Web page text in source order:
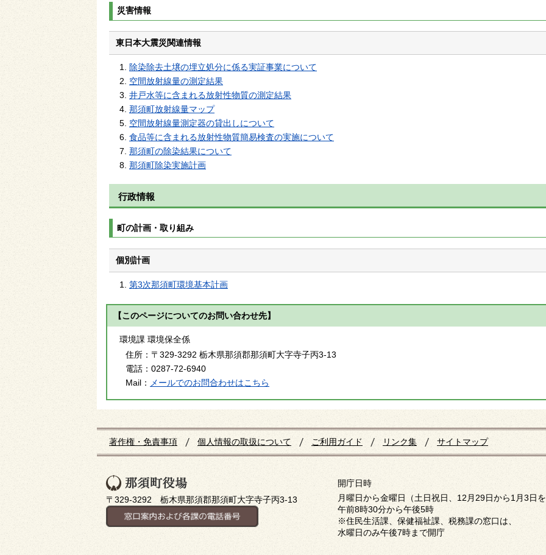
災害情報
東日本大震災関連情報
除染除去土壌の埋立処分に係る実証事業について
空間放射線量の測定結果
井戸水等に含まれる放射性物質の測定結果
那須町放射線量マップ
空間放射線量測定器の貸出しについて
食品等に含まれる放射性物質簡易検査の実施について
那須町の除染結果について
那須町除染実施計画
行政情報
町の計画・取り組み
個別計画
第3次那須町環境基本計画
【このページについてのお問い合わせ先】
環境課 環境保全係
住所： 〒329-3292 栃木県那須郡那須町大字寺子丙3-13
電話： 0287-72-6940
Mail：
メールでのお問合わせはこちら
著作権・免責事項 個人情報の取扱について ご利用ガイド リンク集 サイトマップ
〒329-3292 栃木県那須郡那須町大字寺子丙3-13
開庁日時
月曜日から金曜日（土日祝日、12月29日から1月3日
午前8時30分から午後5時
※住民生活課、保健福祉課、税務課の窓口は、
水曜日のみ午後7時まで開庁